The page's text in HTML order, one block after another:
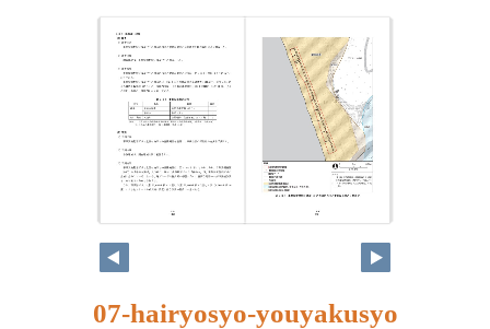
07-hairyosyo-youyakusyo